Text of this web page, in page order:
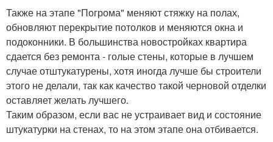
Также на этапе "Погрома" меняют стяжку на полах,
обновляют перекрытие потолков и меняются окна и
подоконники. В большинства новостройках квартира
сдается без ремонта - голые стены, которые в лучшем
случае отштукатурены, хотя иногда лучше бы строители
этого не делали, так как качество такой черновой отделки
оставляет желать лучшего.
Таким образом, если вас не устраивает вид и состояние
штукатурки на стенах, то на этом этапе она отбивается.